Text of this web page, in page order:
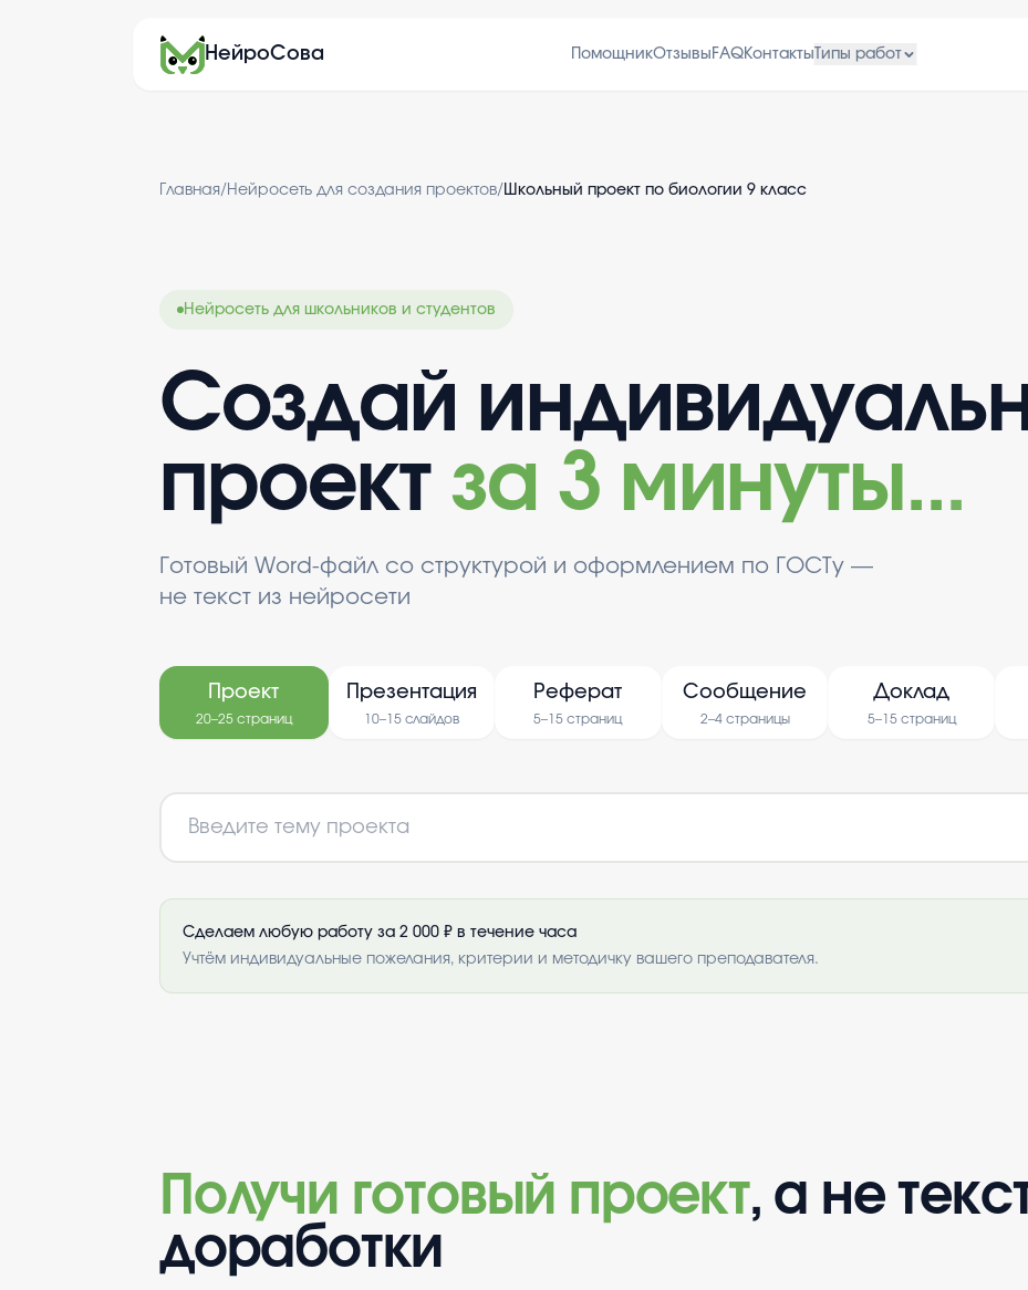
НейроСова ПомощникОтзывы FAQКонтакты Типы работ
Главная/ Нейросеть для создания проектов/ Школьный проект по биологии 9 класс
Нейросеть для школьников и студентов
Создай
проект за 3 минуты...
Готовый Word-файл со структурой и оформлением по ГОСТу —
не текст из нейросети
Проект
20–25 страниц
Презентация
10–15 слайдов
Реферат
5–15 страниц
Сообщение
2–4 страницы
Доклад
5–15 страниц
Сделаем любую работу за 2 000 ₽ в течение часа
Учтём индивидуальные пожелания, критерии и методичку вашего преподавателя.
Получи готовый проект, а не
доработки